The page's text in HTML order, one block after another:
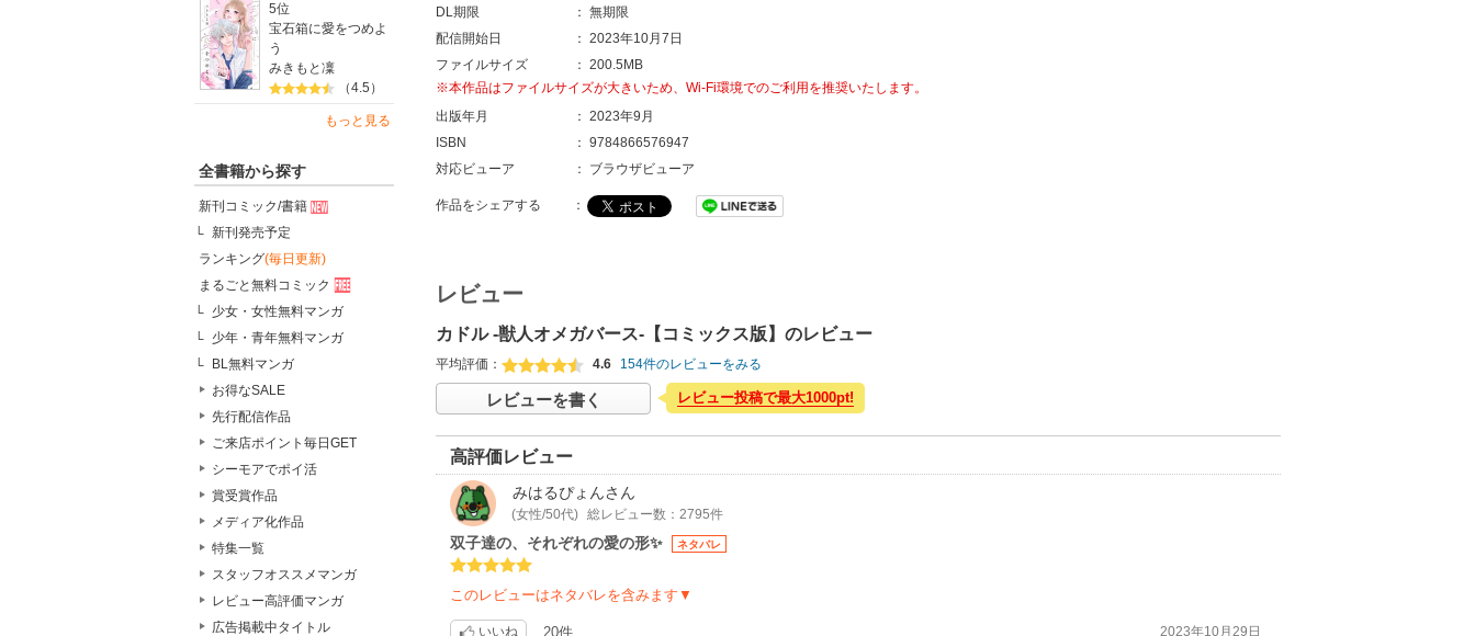
5位
宝石箱に愛をつめよ
う
みきもと凜
（4.5）
もっと見る
全書籍から探す
新刊コミック/書籍
新刊発売予定
ランキング(毎日更新)
まるごと無料コミック
少女・女性無料マンガ
少年・青年無料マンガ
BL無料マンガ
お得なSALE
先行配信作品
ご来店ポイント毎日GET
シーモアでポイ活
賞受賞作品
メディア化作品
特集一覧
スタッフオススメマンガ
レビュー高評価マンガ
広告掲載中タイトル
DL期限
： 無期限
配信開始日
： 2023年10月7日
ファイルサイズ
： 200.5MB
※本作品はファイルサイズが大きいため、Wi-Fi環境でのご利用を推奨いたします。
出版年月
： 2023年9月
ISBN
： 9784866576947
対応ビューア
： ブラウザビューア
作品をシェアする ：
レビュー
カドル ‐獣人オメガバース‐【コミックス版】のレビュー
平均評価： 4.6 154件のレビューをみる
レビューを書く レビュー投稿で最大1000pt!
高評価レビュー
みはるぴょんさん
(女性/50代) 総レビュー数：2795件
双子達の、それぞれの愛の形✨ ネタバレ
このレビューはネタバレを含みます▼
いいね 20件 2023年10月29日